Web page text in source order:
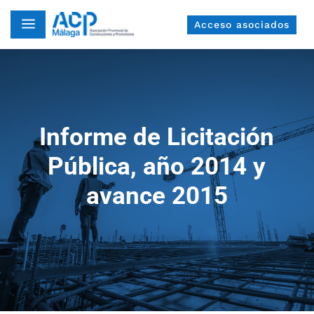
a Acceso asociados
Informe de Licitación
Pública, año 2014 y
avance 2015